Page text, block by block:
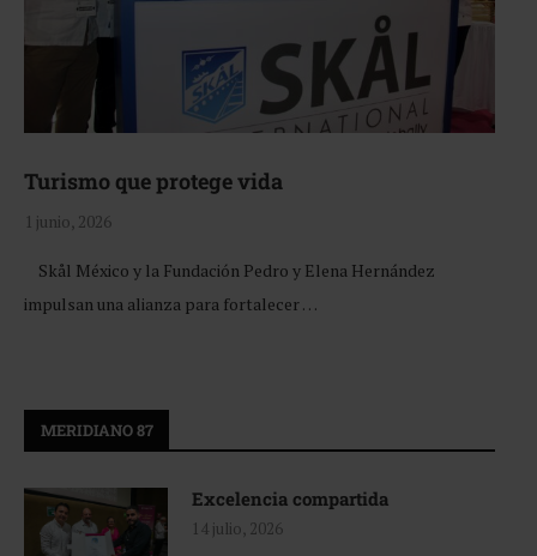
Turismo que protege vida
1 junio, 2026
Skål México y la Fundación Pedro y Elena Hernández
impulsan una alianza para fortalecer …
MERIDIANO 87
Excelencia compartida
14 julio, 2026